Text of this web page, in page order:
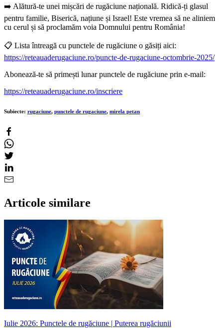
➡️ Alătură-te unei mișcări de rugăciune națională. Ridică-ți glasul
pentru familie, Biserică, națiune și Israel! Este vremea să ne aliniem
cu cerul și să proclamăm voia Domnului pentru România!
📋 Lista întreagă cu punctele de rugăciune o găsiți aici:
https://reteauaderugaciune.ro/puncte-de-rugaciune-octombrie-2025/
Abonează-te să primești lunar punctele de rugăciune prin e-mail:
https://reteauaderugaciune.ro/inscriere
Subiecte: rugaciune, punctele de rugaciune, mirela petan
Articole similare
Iulie 2026: Punctele de rugăciune | Puterea rugăciunii